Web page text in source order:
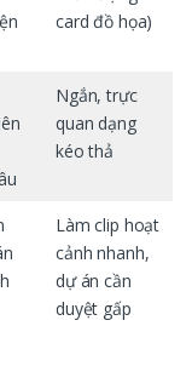
card đồ họa)
Ngắn, trực
quan dạng
kéo thả
Làm clip hoạt
cảnh nhanh,
dự án cần
duyệt gấp